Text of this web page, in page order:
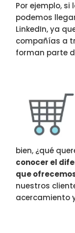
Por ejemplo, si
podemos
LinkedIn, ya
compañías a
forman parte
bien, ¿qué
conocer el
que
nuestros
acercamiento